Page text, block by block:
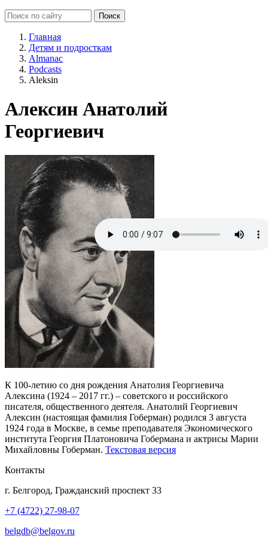
Главная
Детям и подросткам
Almanac
Podcasts
Aleksin
Алексин Анатолий
Георгиевич
К 100-летию со дня рождения Анатолия Георгиевича
Алексина (1924 – 2017 гг.) – советского и российского
писателя, общественного деятеля. Анатолий Георгиевич
Алексин (настоящая фамилия Гоберман) родился 3 августа
1924 года в Москве, в семье преподавателя Экономического
института Георгия Платоновича Гобермана и актрисы Марии
Михайловны Гоберман. Текстовая версия
Контакты
г. Белгород, Гражданский проспект 33
+7 (4722) 27-98-07
belgdb@belgov.ru